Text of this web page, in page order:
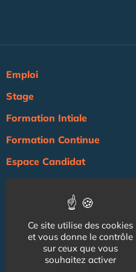
Emploi
Stage
Formation Intiale
Formation Continue
Espace Candidat
Agenda
NOS AUTRES SITES :
Ce site utilise des cookies
et vous donne le contrôle
sur ceux que vous
souhaitez activer